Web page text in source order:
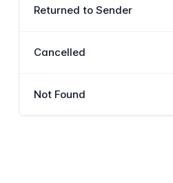
Returned to Sender
Cancelled
Not Found